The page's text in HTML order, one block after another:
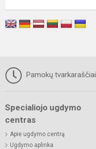
Pamokų tvarkaraščiai
Specialiojo ugdymo
centras
Apie ugdymo centrą
Ugdymo aplinka